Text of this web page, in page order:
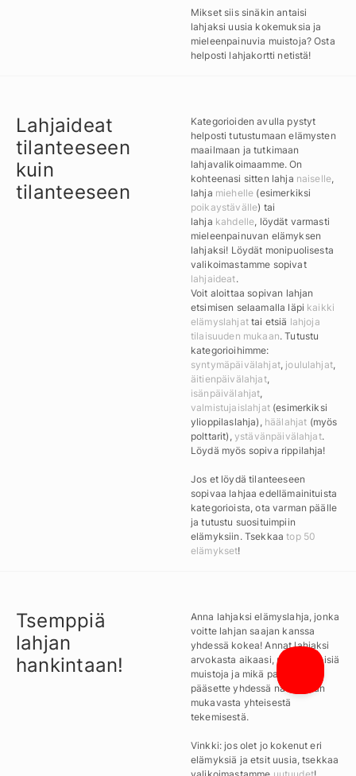
Mikset siis sinäkin antaisi
lahjaksi uusia kokemuksia ja
mieleenpainuvia muistoja? Osta
helposti lahjakortti netistä!
Lahjaideat
tilanteeseen
kuin
tilanteeseen
Kategorioiden avulla pystyt
helposti tutustumaan elämysten
maailmaan ja tutkimaan
lahjavalikoimaamme. On
kohteenasi sitten lahja naiselle,
lahja miehelle (esimerkiksi
poikaystävälle) tai
lahja kahdelle, löydät varmasti
mieleenpainuvan elämyksen
lahjaksi! Löydät monipuolisesta
valikoimastamme sopivat
lahjaideat.
Voit aloittaa sopivan lahjan
etsimisen selaamalla läpi kaikki
elämyslahjattai etsiä lahjoja
tilaisuuden mukaan. Tutustu
kategorioihimme:
syntymäpäivälahjat, joululahjat,
äitienpäivälahjat,
isänpäivälahjat,
valmistujaislahjat(esimerkiksi
ylioppilaslahja), häälahjat (myös
polttarit), ystävänpäivälahjat.
Löydä myös sopiva rippilahja!
Jos et löydä tilanteeseen
sopivaa lahjaa edellämainituista
kategorioista, ota varman päälle
ja tutustu suosituimpiin
elämyksiin. Tsekkaatop 50
elämykset!
Tsemppiä
lahjan
hankintaan!
Anna lahjaksi elämyslahja, jonka
voitte lahjan saajan kanssa
yhdessä kokea! Annat lahjaksi
arvokasta aikaasi, uusia yhteisiä
muistoja ja mikä parasta,
pääsette yhdessä nauttimaan
mukavasta yhteisestä
tekemisestä.
Vinkki: jos olet jo kokenut eri
elämyksiä ja etsit uusia, tsekkaa